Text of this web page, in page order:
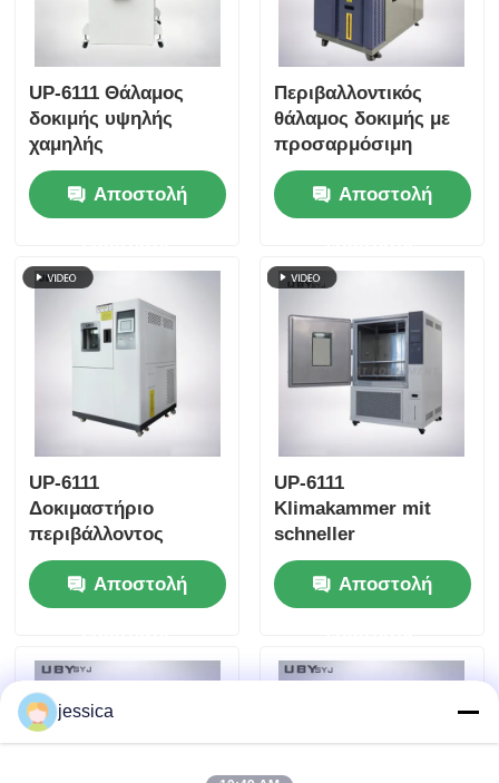
UP-6111 Θάλαμος
δοκιμής υψηλής
χαμηλής
θερμοκρασίας με
-70~180ºC Εύρος
υγρασίας 20%~98%
οθόνης αφής
Αποστολή
Περιβαλλοντικός
θάλαμος δοκιμής με
προσαρμόσιμη
θερμοκρασία κρύου
αποθήκευσης διπλής
στρώσης
πόρτα και εσωτερικό
ατσάλι SUS #304
Αποστολή
UP-6111
Δοκιμαστήριο
περιβάλλοντος
υψηλής υγρασίας και
ταχείας αλλαγής
θερμοκρασίας με
Αποστολή
UP-6111
Klimakammer mit
schneller
Änderungsrate und
schnellen
Temperaturwechseln
programmierbarem
Controller
Αποστολή
jessica